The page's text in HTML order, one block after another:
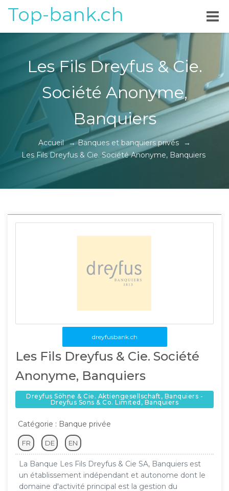
Top-bank.ch
Les Fils Dreyfus & Cie.
Société Anonyme,
Banquiers
Accueil → Banques et banquiers privés
→
Les Fils Dreyfus & Cie. Société Anonyme, Banquiers
dreyfusbank.ch
Les Fils Dreyfus & Cie. Société
Anonyme, Banquiers
Dreyfus Söhne & Cie. Aktiengesellschaft, Banquiers -
Dreyfus Sons & Co. Limited, Banquiers
Catégorie : Banque privée
FR DE EN
La Banque Les Fils Dreyfus & Cie SA, Banquiers est
un établissement indépendant et autonome dont le
domaine d'activité principal est la gestion du